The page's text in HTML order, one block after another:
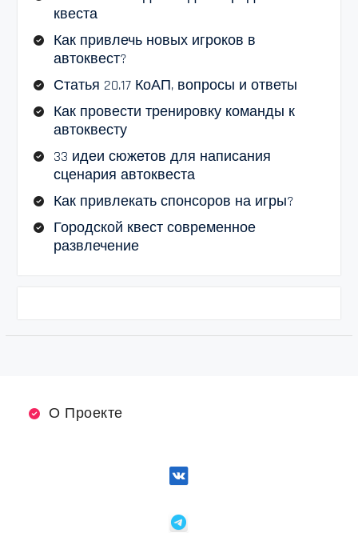
квеста
Как привлечь новых игроков в
автоквест?
Статья 20.17 КоАП, вопросы и ответы
Как провести тренировку команды к
автоквесту
33 идеи сюжетов для написания
сценария автоквеста
Как привлекать спонсоров на игры?
Городской квест современное
развлечение
О Проекте